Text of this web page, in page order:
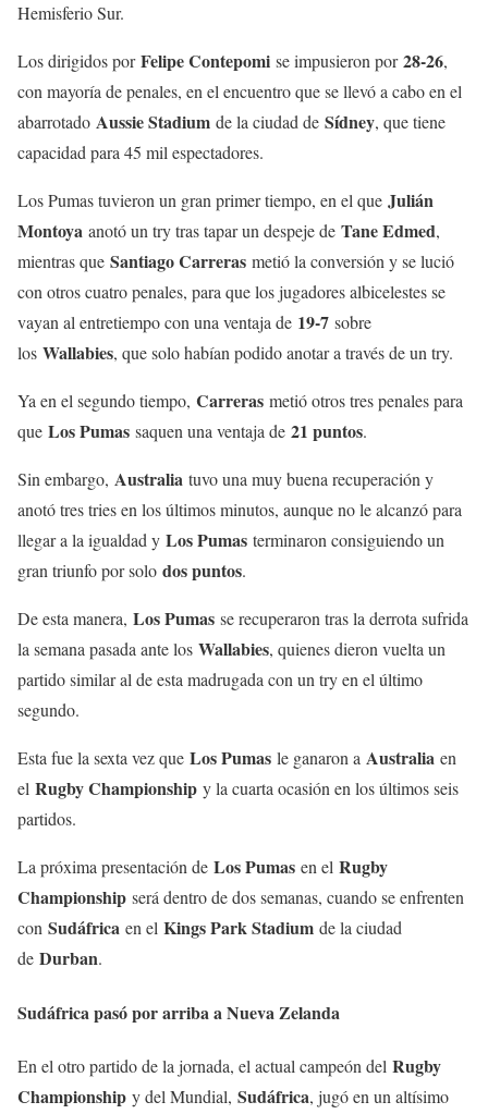
Hemisferio Sur.
Los dirigidos porFelipe Contepomi se impusieron por28-26,
con mayoría de penales, en el encuentro que se llevó a cabo en el
abarrotado Aussie Stadium de la ciudad de Sídney, que tiene
capacidad para 45 mil espectadores.
Los Pumas tuvieron un gran primer tiempo, en el que Julián
Montoya anotó un try tras tapar un despeje de Tane Edmed,
mientras que Santiago Carreras metió la conversión y se lució
con otros cuatro penales, para que los jugadores albicelestes se
vayan al entretiempo con una ventaja de 19-7 sobre
los Wallabies, que solo habían podido anotar a través de un try.
Ya en el segundo tiempo, Carreras metió otros tres penales para
que Los Pumas saquen una ventaja de 21 puntos.
Sin embargo, Australia tuvo una muy buena recuperación y
anotó tres tries en los últimos minutos, aunque no le alcanzó para
llegar a la igualdad y Los Pumas terminaron consiguiendo un
gran triunfo por solo dos puntos.
De esta manera, Los Pumas se recuperaron tras la derrota sufrida
la semana pasada ante los Wallabies, quienes dieron vuelta un
partido similar al de esta madrugada con un try en el último
segundo.
Esta fue la sexta vez que Los Pumas le ganaron a Australia en
el Rugby Championship y la cuarta ocasión en los últimos seis
partidos.
La próxima presentación de Los Pumas en el Rugby
Championship será dentro de dos semanas, cuando se enfrenten
con Sudáfrica en el Kings Park Stadium de la ciudad
de Durban.
Sudáfrica pasó por arriba a Nueva Zelanda
En el otro partido de la jornada, el actual campeón del Rugby
Championship y del Mundial, Sudáfrica, jugó en un altísimo